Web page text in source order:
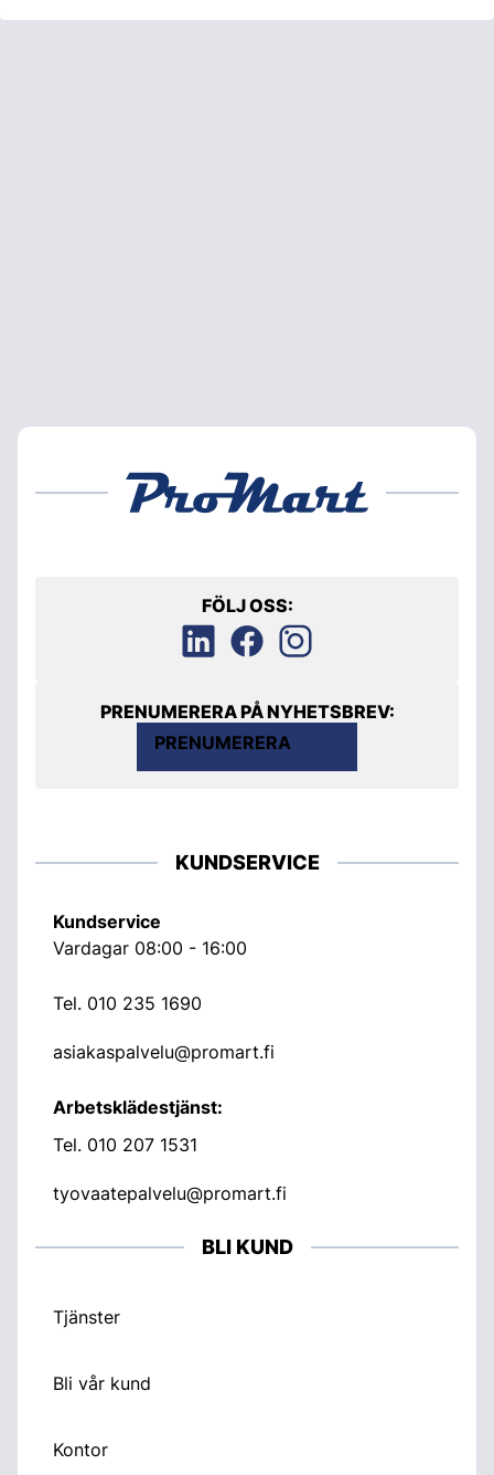
FÖLJ OSS:
PRENUMERERA PÅ NYHETSBREV:
PRENUMERERA
KUNDSERVICE
Kundservice
Vardagar 08:00 - 16:00
Tel. 010 235 1690
asiakaspalvelu@promart.fi
Arbetsklädestjänst:
Tel. 010 207 1531
tyovaatepalvelu@promart.fi
BLI KUND
Tjänster
Bli vår kund
Kontor